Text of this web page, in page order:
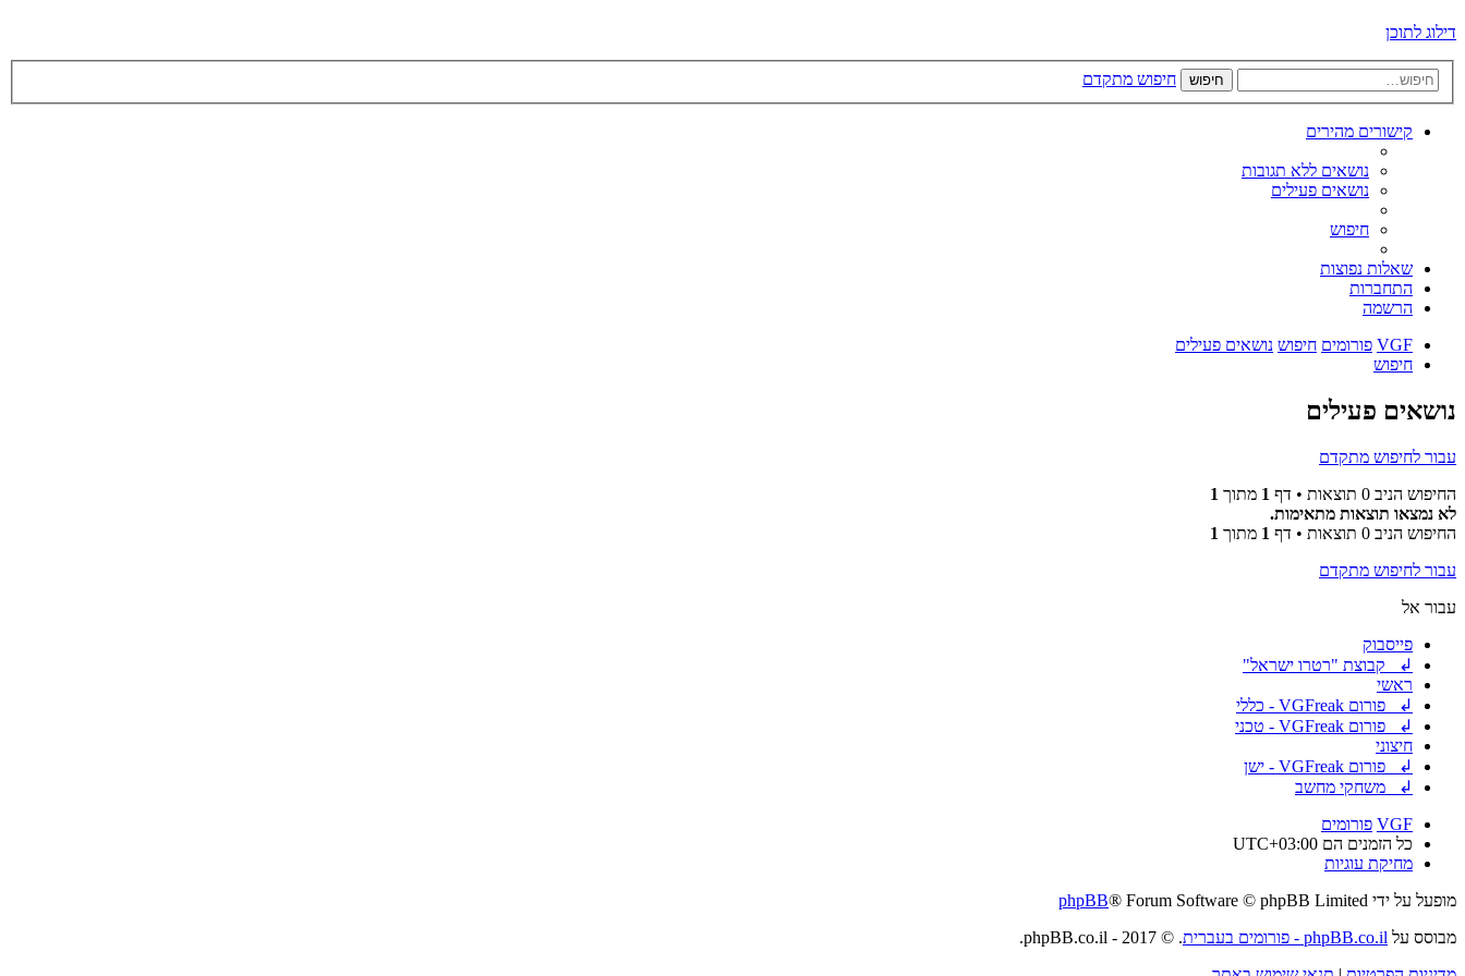
דילוג לתוכן
חיפוש חיפוש מתקדם
קישורים מהירים
נושאים ללא תגובות
נושאים פעילים
חיפוש
שאלות נפוצות
התחברות
הרשמה
VGF פורומים חיפוש נושאים פעילים
חיפוש
נושאים פעילים
עבור לחיפוש מתקדם
החיפוש הניב 0 תוצאות • דף
1 מתוך 1
לא נמצאו תוצאות מתאימות.
החיפוש הניב 0 תוצאות • דף
1 מתוך 1
עבור לחיפוש מתקדם
עבור אל
פייסבוק
↲ קבוצת "רטרו ישראל"
ראשי
↲ פורום VGFreak - כללי
↲ פורום VGFreak - טכני
חיצוני
↲ פורום VGFreak - ישן
↲ משחקי מחשב
VGF פורומים
כל הזמנים הם UTC+03:00
מחיקת עוגיות
מופעל על ידי
phpBB® Forum Software © phpBB Limited
מבוסס על phpBB.co.il - פורומים בעברית
. © 2017 - phpBB.co.il.